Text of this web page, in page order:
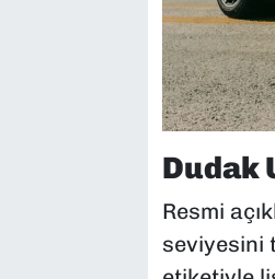
Dudak
Resmi
seviyesini